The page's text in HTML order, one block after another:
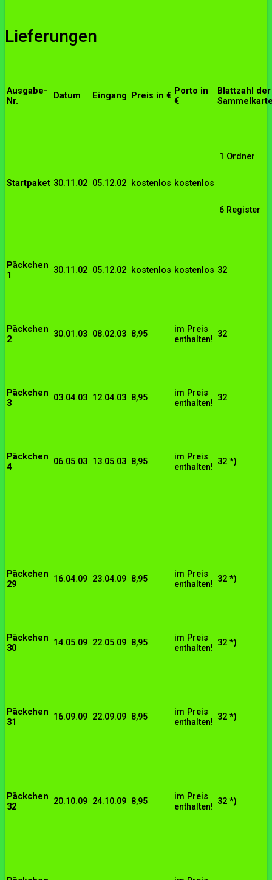
Lieferungen
Ausgabe-
Nr.
Datum Eingang Preis in € Porto in
€
Blattzahl der
Startpaket 30.11.02 05.12.02 kostenlos kostenlos
1 Ordner
6 Register
Päckchen
1
30.11.02 05.12.02 kostenlos kostenlos 32
Päckchen
2
30.01.03 08.02.03 8,95
im Preis
enthalten!
32
Päckchen
3
03.04.03 12.04.03 8,95
im Preis
enthalten!
32
Päckchen
4
06.05.03 13.05.03 8,95
im Preis
enthalten!
32 *)
Päckchen
29
16.04.09 23.04.09 8,95
im Preis
enthalten!
32 *)
Päckchen
30
14.05.09 22.05.09 8,95
im Preis
enthalten!
32 *)
Päckchen
31
16.09.09 22.09.09 8,95
im Preis
enthalten!
32 *)
Päckchen
32
20.10.09 24.10.09 8,95
im Preis
enthalten!
32 *)